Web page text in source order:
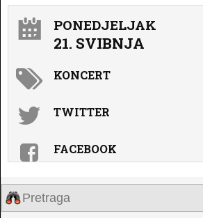
PONEDJELJAK
21. SVIBNJA
KONCERT
TWITTER
FACEBOOK